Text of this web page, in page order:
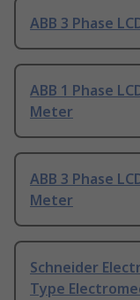
ABB 3 Phase
ABB 1 Phase
Meter
ABB 3 Phase
Meter
Schneider
Type